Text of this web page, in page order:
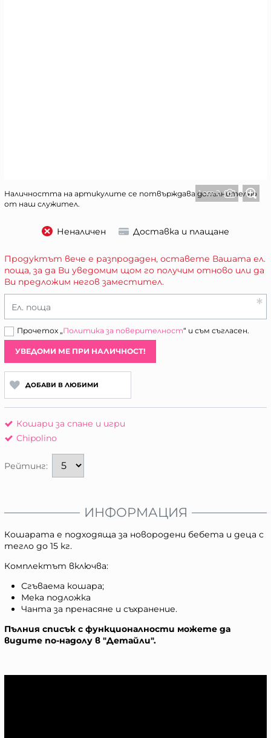
1 от 2
Наличността на артикулите се потвърждава допълнително
от наш служител.
Неналичен Доставка и плащане
Продуктът вече е разпродаден, оставете Вашата ел.
поща, за да Ви уведомим щом го получим отново или да
Ви предложим негов заместител.
Ел. поща
Прочетох „Политика за поверителност“ и съм съгласен.
УВЕДОМИ МЕ ПРИ НАЛИЧНОСТ!
ДОБАВИ В ЛЮБИМИ
Кошари за спане и игри
Chipolino
Рейтинг:
ИНФОРМАЦИЯ
Кошарата е подходяща за новородени бебета и деца с
тегло до 15 кг.
Комплектът включва:
Сгъваема кошара;
Мека подложка
Чанта за пренасяне и съхранение.
Пълния списък с функционалности можете да
видите по-надолу в "Детайли".